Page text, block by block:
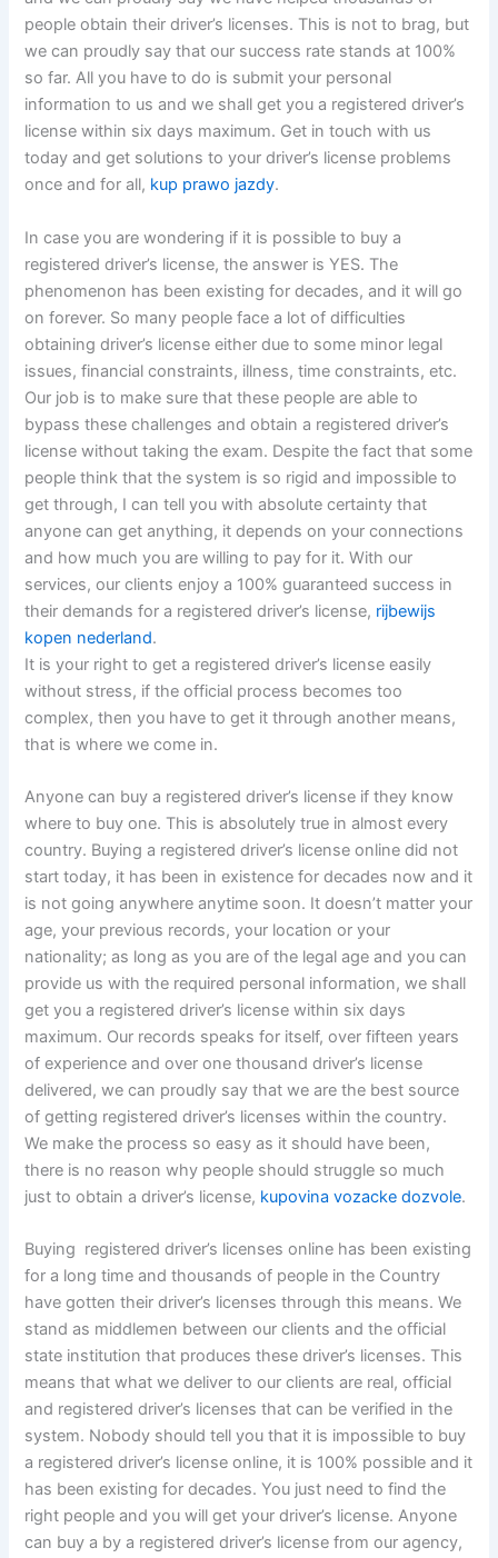
people obtain their driver’s licenses. This is not to brag, but
we can proudly say that our success rate stands at 100%
so far. All you have to do is submit your personal
information to us and we shall get you a registered driver’s
license within six days maximum. Get in touch with us
today and get solutions to your driver’s license problems
once and for all, kup prawo jazdy.
In case you are wondering if it is possible to buy a
registered driver’s license, the answer is YES. The
phenomenon has been existing for decades, and it will go
on forever. So many people face a lot of difficulties
obtaining driver’s license either due to some minor legal
issues, financial constraints, illness, time constraints, etc.
Our job is to make sure that these people are able to
bypass these challenges and obtain a registered driver’s
license without taking the exam. Despite the fact that some
people think that the system is so rigid and impossible to
get through, I can tell you with absolute certainty that
anyone can get anything, it depends on your connections
and how much you are willing to pay for it. With our
services, our clients enjoy a 100% guaranteed success in
their demands for a registered driver’s license, rijbewijs
kopen nederland.
It is your right to get a registered driver’s license easily
without stress, if the official process becomes too
complex, then you have to get it through another means,
that is where we come in.
Anyone can buy a registered driver’s license if they know
where to buy one. This is absolutely true in almost every
country. Buying a registered driver’s license online did not
start today, it has been in existence for decades now and it
is not going anywhere anytime soon. It doesn’t matter your
age, your previous records, your location or your
nationality; as long as you are of the legal age and you can
provide us with the required personal information, we shall
get you a registered driver’s license within six days
maximum. Our records speaks for itself, over fifteen years
of experience and over one thousand driver’s license
delivered, we can proudly say that we are the best source
of getting registered driver’s licenses within the country.
We make the process so easy as it should have been,
there is no reason why people should struggle so much
just to obtain a driver’s license, kupovina vozacke dozvole.
Buying registered driver’s licenses online has been existing
for a long time and thousands of people in the Country
have gotten their driver’s licenses through this means. We
stand as middlemen between our clients and the official
state institution that produces these driver’s licenses. This
means that what we deliver to our clients are real, official
and registered driver’s licenses that can be verified in the
system. Nobody should tell you that it is impossible to buy
a registered driver’s license online, it is 100% possible and it
has been existing for decades. You just need to find the
right people and you will get your driver’s license. Anyone
can buy a by a registered driver’s license from our agency,